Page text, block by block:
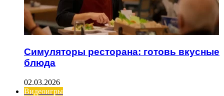
Симуляторы ресторана: готовь вкусные
блюда
02.03.2026
Видеоигры